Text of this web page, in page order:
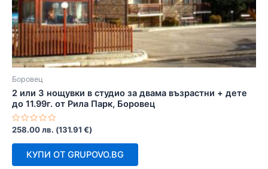
Боровец
2 или 3 нощувки в студио за двама възрастни + дете
до 11.99г. от Рила Парк, Боровец
Оценено
0
258.00лв. (131.91 €)
КУПИ ОТ GRUPOVO.BG